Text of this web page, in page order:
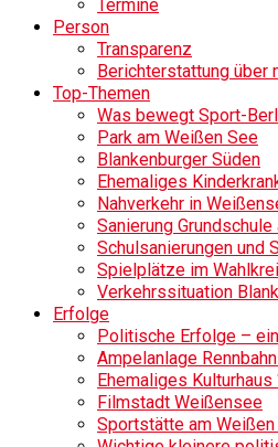
Termine
Person
Transparenz
Berichterstattung über
Top-Themen
Was bewegt Sport-
Park am Weißen See
Blankenburger Süden
Ehemaliges
Nahverkehr in
Sanierung
Schulsanierungen und
Spielplätze im
Verkehrssituation
Erfolge
Politische Erfolge –
Ampelanlage
Ehemaliges Kulturhaus
Filmstadt Weißensee
Sportstätte am